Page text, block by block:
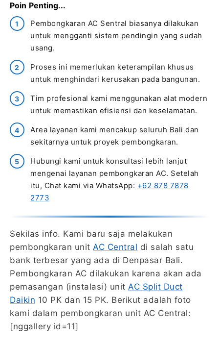
Poin Penting...
Pembongkaran AC Sentral biasanya dilakukan
untuk mengganti sistem pendingin yang sudah
usang.
Proses ini memerlukan keterampilan khusus
untuk menghindari kerusakan pada bangunan.
Tim profesional kami menggunakan alat modern
untuk memastikan efisiensi dan keselamatan.
Area layanan kami mencakup seluruh Bali dan
sekitarnya untuk proyek pembongkaran.
Hubungi kami untuk konsultasi lebih lanjut
mengenai layanan pembongkaran AC. Setelah
itu, Chat kami via WhatsApp: +62 878 7878
2773
Sekilas info. Kami baru saja melakukan
pembongkaran unit AC Central di salah satu
bank terbesar yang ada di Denpasar Bali.
Pembongkaran AC dilakukan karena akan ada
pemasangan (instalasi) unit AC Split Duct
Daikin 10 PK dan 15 PK. Berikut adalah foto
kami dalam pembongkaran unit AC Central:
[nggallery id=11]